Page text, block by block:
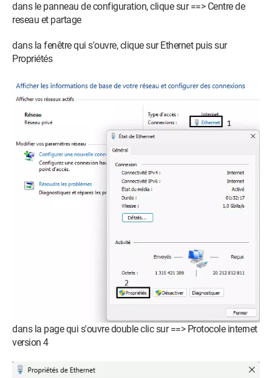
dans le panneau de configuration, clique sur ==> Centre de
reseau et partage
dans la fenêtre qui s'ouvre, clique sur Ethernet puis sur
Propriétés
dans la page qui s'ouvre double clic sur ==> Protocole internet
version 4